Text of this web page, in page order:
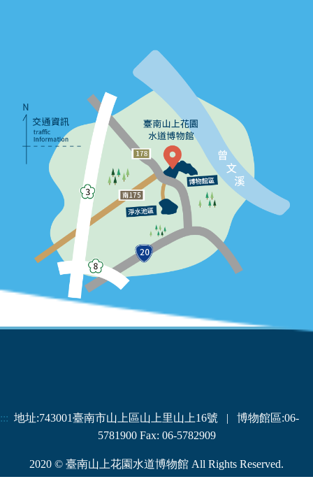
::: 地址:743001臺南市山上區山上里山上16號 | 博物館區:06-
5781900 Fax: 06-5782909
2020 © 臺南山上花園水道博物館 All Rights Reserved.